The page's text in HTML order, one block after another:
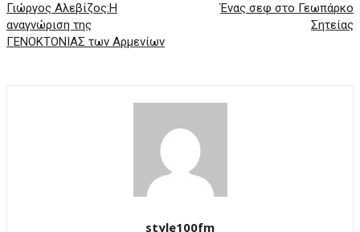
Γιώργος Αλεβίζος:Η
αναγνώριση της
ΓΕΝΟΚΤΟΝΙΑΣ των Αρμενίων
Ένας σεφ στο Γεωπάρκο
Σητείας
style100fm